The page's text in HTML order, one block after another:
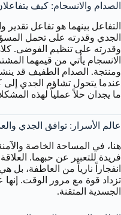
الصدام والانسجام: كيف
التفاعل بينهما هو تفاعل
الجدي وقدرته على تحمل
وقدرته على تنظيم الفوضى.
الانسجام يأتي من قيمهما
ومنتجة. الصدام الطفيف قد
عندما يتحول تشاؤم الجدي إلى
ما يجدان حلاً عملياً لهذه
عالم الأسرار: توافق الجدي
هنا، في المساحة الخاصة
فريدة للتعبير عن حبهما.
انفجاراً نارياً من العاطفة،
تزداد قوة مع مرور الوقت. إنها
الجسدية المتقنة.